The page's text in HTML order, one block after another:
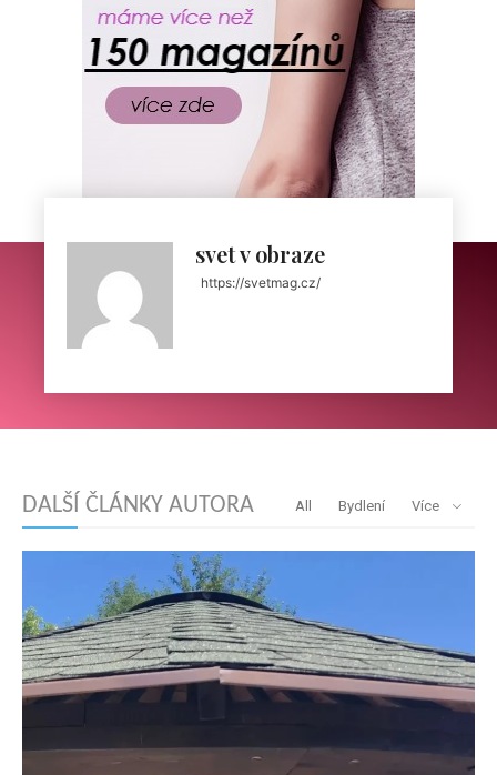
svet v obraze
https://svetmag.cz/
DALŠÍ ČLÁNKY AUTORA All Bydlení Více